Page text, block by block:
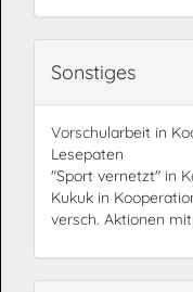
Sonstiges
Vorschularbeit in
Lesepaten
"Sport vernetzt" in
Kukuk in
versch. Aktionen